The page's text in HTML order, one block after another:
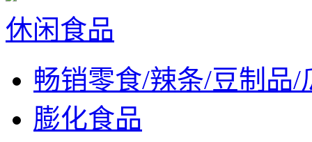
休闲食品
畅销零食/辣条/豆制品/
膨化食品